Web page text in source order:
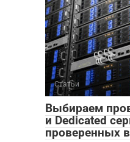
Статьи
Выбираем
и Dedicated
проверенных